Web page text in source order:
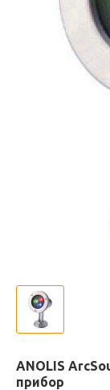
ANOLIS
прибор